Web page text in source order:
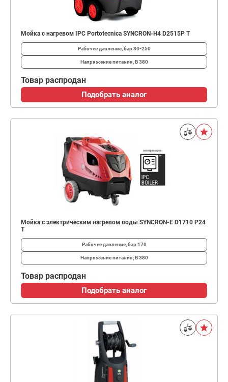
Мойка с нагревом IPC Portotecnica SYNCRON-H4 D2515P Т
Рабочее давление, бар30-250
Напряжение питания, В380
Товар распродан
Подобрать аналог
Мойка с электрическим нагревом воды SYNCRON-E D1710 P24
T
Рабочее давление, бар170
Напряжение питания, В380
Товар распродан
Подобрать аналог